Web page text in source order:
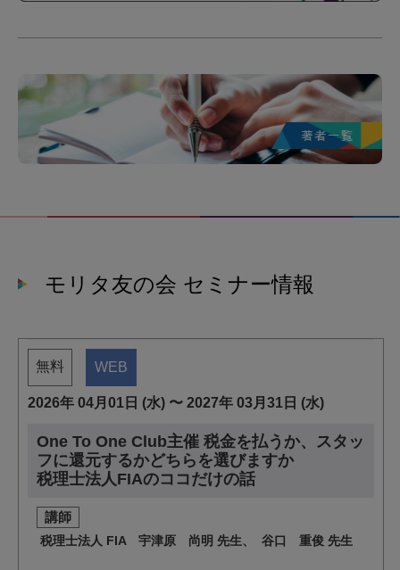
モリタ友の会 セミナー情報